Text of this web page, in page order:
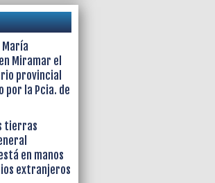
Miramar el
provincial
por la Pcia. de
tierras
en manos
extranjeros